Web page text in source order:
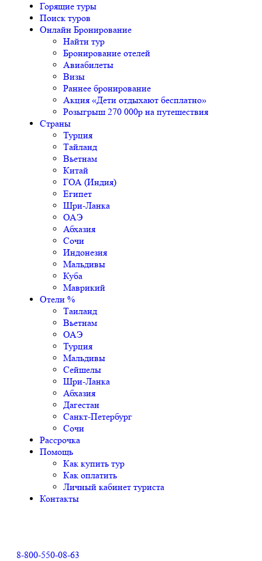
Горящие туры
Поиск туров
Онлайн Бронирование
Найти тур
Бронирование отелей
Авиабилеты
Визы
Раннее бронирование
Акция «Дети отдыхают бесплатно»
Розыгрыш 270 000р на путешествия
Страны
Турция
Тайланд
Вьетнам
Китай
ГОА (Индия)
Египет
Шри-Ланка
ОАЭ
Абхазия
Сочи
Индонезия
Мальдивы
Куба
Маврикий
Отели %
Таиланд
Вьетнам
ОАЭ
Турция
Мальдивы
Сейшелы
Шри-Ланка
Абхазия
Дагестан
Санкт-Петербург
Сочи
Рассрочка
Помощь
Как купить тур
Как оплатить
Личный кабинет туриста
Контакты
8-800-550-08-63